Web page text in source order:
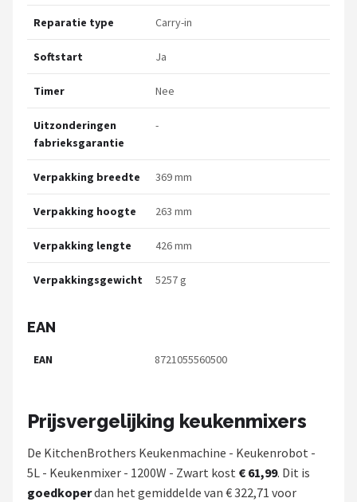
Reparatie type Carry-in
Softstart Ja
Timer Nee
Uitzonderingen
fabrieksgarantie
-
Verpakking breedte 369 mm
Verpakking hoogte 263 mm
Verpakking lengte 426 mm
Verpakkingsgewicht 5257 g
EAN
EAN 8721055560500
Prijsvergelijking keukenmixers
De KitchenBrothers Keukenmachine - Keukenrobot -
5L - Keukenmixer - 1200W - Zwart kost € 61,99. Dit is
goedkoperdan het gemiddelde van € 322,71 voor